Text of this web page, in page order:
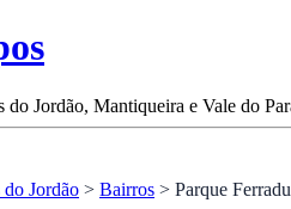
do Jordão, Mantiqueira e Vale do
do Jordão > Bairros > Parque